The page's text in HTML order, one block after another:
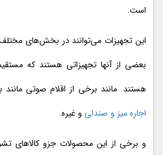
است.
این تجهیزات می‌توانند در بخش‌های
بعضی از آنها تجهیزاتی هستند که
هستند. مانند برخی از اقلام صوتی مانند
اجاره میز و صندلی و غیره.
و برخی از این محصولات جزو کالاهای